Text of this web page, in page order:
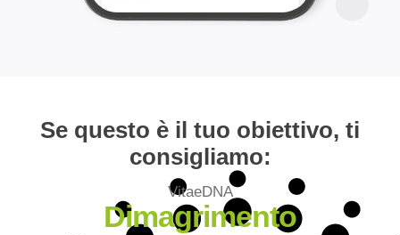
Se questo è il tuo obiettivo, ti
consigliamo:
VitaeDNA
Dimagrimento